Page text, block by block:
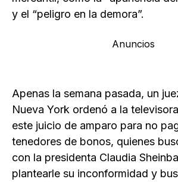
y el “peligro en la demora”.
Anuncios
Apenas la semana pasada, un
Nueva York ordenó a la
este juicio de amparo para no
tenedores de bonos, quienes
con la presidenta Claudia
plantearle su inconformidad y